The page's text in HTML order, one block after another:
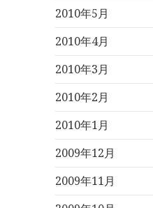
2010年5月
2010年4月
2010年3月
2010年2月
2010年1月
2009年12月
2009年11月